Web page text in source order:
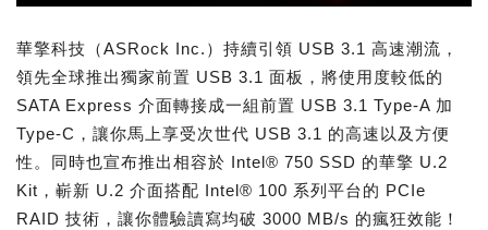
華擎科技（ASRock Inc.）持續引領 USB 3.1 高速潮流，
領先全球推出獨家前置 USB 3.1 面板，將使用度較低的
SATA Express 介面轉接成一組前置 USB 3.1 Type-A 加
Type-C，讓你馬上享受次世代 USB 3.1 的高速以及方便
性。同時也宣布推出相容於 Intel® 750 SSD 的華擎 U.2
Kit，嶄新 U.2 介面搭配 Intel® 100 系列平台的 PCIe
RAID 技術，讓你體驗讀寫均破 3000 MB/s 的瘋狂效能！